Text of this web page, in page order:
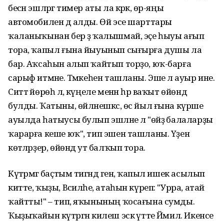
бесән эшләргә тимер аты ла кәрәк, өр-яңы
автомобилен дә алды. Өй эсе шарттары
ҡаланыҡынан бер ҙә ҡалышмай, эҫе һыуы ағып
тора, ҡапыл ғына йыуынып сығырға душы ла
бар. Аҡсаһын алып ҡайтып торҙо, юҡ-барға
сарыф итмәне. Тәмәкеһен ташланы. Эше лә ауыр ине.
Ситтә йөрөһә лә, күңеле менән һәр ваҡыт өйөндә
булды. Ҡатыны, өйләнешкәс, өс йыл ғына күрше
ауылда һатыусы булып эшләне лә "өйҙә балаларҙы
ҡарарға кеше юҡ", тип эшен ташланы. Үҙен
көтәләрҙер, өйөндә ут балҡып тора.
Күтәрмәгә баҫтым тигәндә генә, ҡапыл ишек асылып
китте, ҡыҙы, Вәсиләһе, атаһын күреп: "Урра, атай
ҡайтты!" – тип, яҡынының ҡосағына сумды.
Ҡыҙыҡайын күтәргән килеш эскә үтте Йәмил. Икенсе